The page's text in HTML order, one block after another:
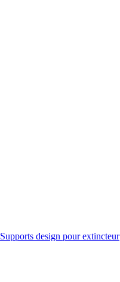
Supports design pour extincteur